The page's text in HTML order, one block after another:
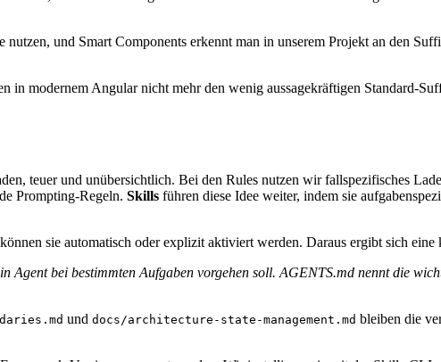
nutzen, und Smart Components erkennt man in unserem Projekt an den
in modernem Angular nicht mehr den wenig aussagekräftigen Standard-
teuer und unübersichtlich. Bei den Rules nutzen wir fallspezifisches
Prompting-Regeln. Skills führen diese Idee weiter, indem sie
sie automatisch oder explizit aktiviert werden. Daraus ergibt sich
bei bestimmten Aufgaben vorgehen soll. AGENTS.md nennt die
und docs/architecture-state-management.md bleiben die